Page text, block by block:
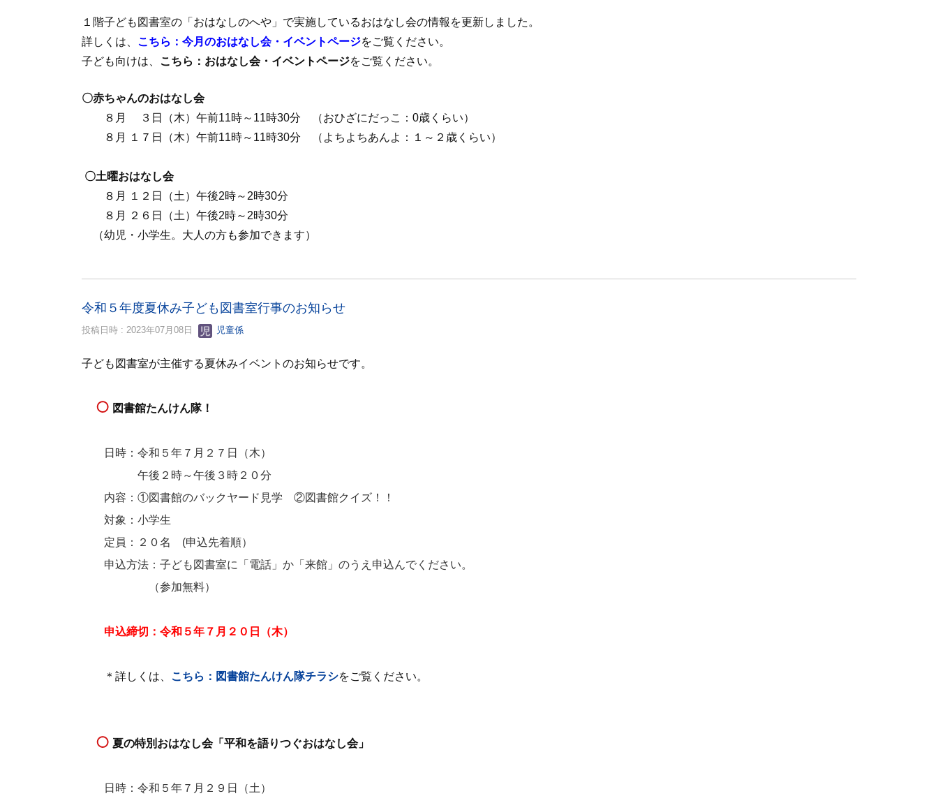
１階子ども図書室の「おはなしのへや」で実施しているおはなし会の情報を更新しました。
詳しくは、 こちら：今月のおはなし会・イベントページをご覧ください。
子ども向けは、
こちら：おはなし会・イベントページをご覧ください。
〇赤ちゃんのおはなし会
８月 ３日（木）午前11時～11時30分 （おひざにだっこ：0歳くらい）
８月 １７日（木）午前11時～11時30分
（ よちよちあんよ：１～２歳くらい）
〇土曜おはなし会
８月 １２日（土）午後2時～2時30分
８月 ２６日（土）午後2時～2時30分
（幼児・小学生。大人の方も参加できます）
令和５年度夏休み子ども図書室行事のお知らせ
投稿日時 : 2023年07月08日 児童係
子ども図書室が主催する夏休みイベントのお知らせです。
図書館たんけん隊！
日時：令和５年７月２７日（木）
午後２時～午後３時２０分
内容：①図書館のバックヤード見学 ②図書館クイズ！！
対象：小学生
定員：２０名 (申込先着順）
申込方法：子ども図書室に「電話」か「来館」のうえ申込んでください。
（参加無料）
申込締切：令和５年７月２０日（木）
＊詳しくは、 こちら：図書館たんけん隊チラシをご覧ください。
夏の特別おはなし会「平和を語りつぐおはなし会」
日時：令和５年７月２９日（土）